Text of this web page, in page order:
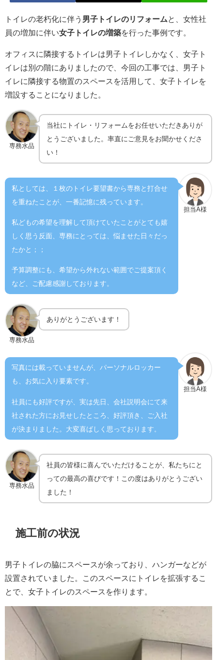
トイレの老朽化に伴う 男子トイレのリフォーム と、女性社
員の増加に伴い女子トイレの増築を行った事例です。
オフィスに隣接するトイレは男子トイレしかなく、女子ト
イレは別の階にありましたので、今回の工事では、男子ト
イレに隣接する物置のスペースを活用して、女子トイレを
増設することになりました。
専務水品
当社にトイレ・リフォームをお任せいただきありが
とうございました。率直にご意見をお聞かせくださ
い！
担当A様
私としては、１枚のトイレ要望書から専務と打合せ
を重ねたことが、一番記憶に残っています。
私どもの希望を理解して頂けていたことがとても嬉
しく思う反面、専務にとっては、悩ませた日々だっ
たかと；；
予算調整にも、希望から外れない範囲でご提案頂く
など、ご配慮感謝しております。
専務水品
ありがとうございます！
担当A様
写真には載っていませんが、パーソナルロッカー
も、お気に入り要素です。
社員にも好評ですが、実は先日、会社説明会にて来
社された方にお見せしたところ、好評頂き、ご入社
が決まりました。大変喜ばしく思っております
専務水品
社員の皆様に喜んでいただけることが、私たちにと
っての最高の喜びです！この度はありがとうござい
ました！
施工前の状況
男子トイレの脇にスペースが余っており、ハンガーなどが
設置されていました。このスペースにトイレを拡張するこ
とで、女子トイレのスペースを作ります。